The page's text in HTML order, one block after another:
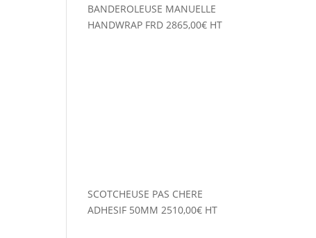
BANDEROLEUSE MANUELLE
HANDWRAP FRD 2865,00€ HT
SCOTCHEUSE PAS CHERE
ADHESIF 50MM 2510,00€ HT